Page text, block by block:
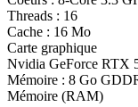
Threads : 16
Cache : 16 Mo
Carte graphique
Nvidia GeForce RTX
Mémoire : 8 Go
Mémoire (RAM)